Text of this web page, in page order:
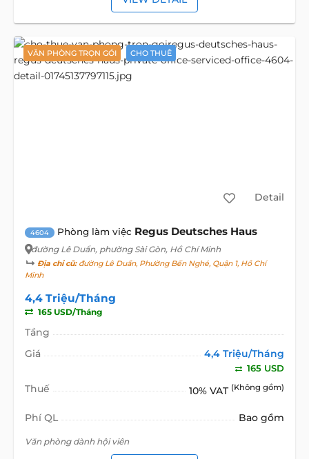
VĂN PHÒNG TRỌN GÓI CHO THUÊ
Detail
4604 Phòng làm việc Regus Deutsches Haus
đường Lê Duẩn, phường Sài Gòn, Hồ Chí Minh
Địa chỉ cũ:đường Lê Duẩn, Phường Bến Nghé, Quận 1, Hồ Chí
Minh
4,4 Triệu/Tháng
165 USD/Tháng
Tầng
Giá
4,4 Triệu/Tháng
165 USD
Thuế 10% VAT (Không gồm)
Phí QL Bao gồm
Văn phòng dành hội viên